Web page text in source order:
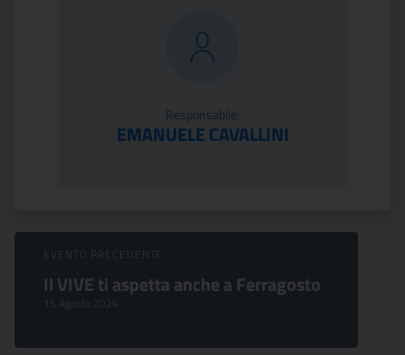
Responsabile:
EMANUELE CAVALLINI
Sfoglia Eventi
EVENTO PRECEDENTE:
Il VIVE ti aspetta anche a Ferragosto
15 Agosto 2024